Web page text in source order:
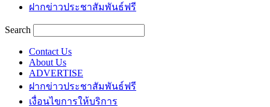
ฝากข่าวประชาสัมพันธ์ฟรี
Search
Contact Us
About Us
ADVERTISE
ฝากข่าวประชาสัมพันธ์ฟรี
เงื่อนไขการให้บริการ